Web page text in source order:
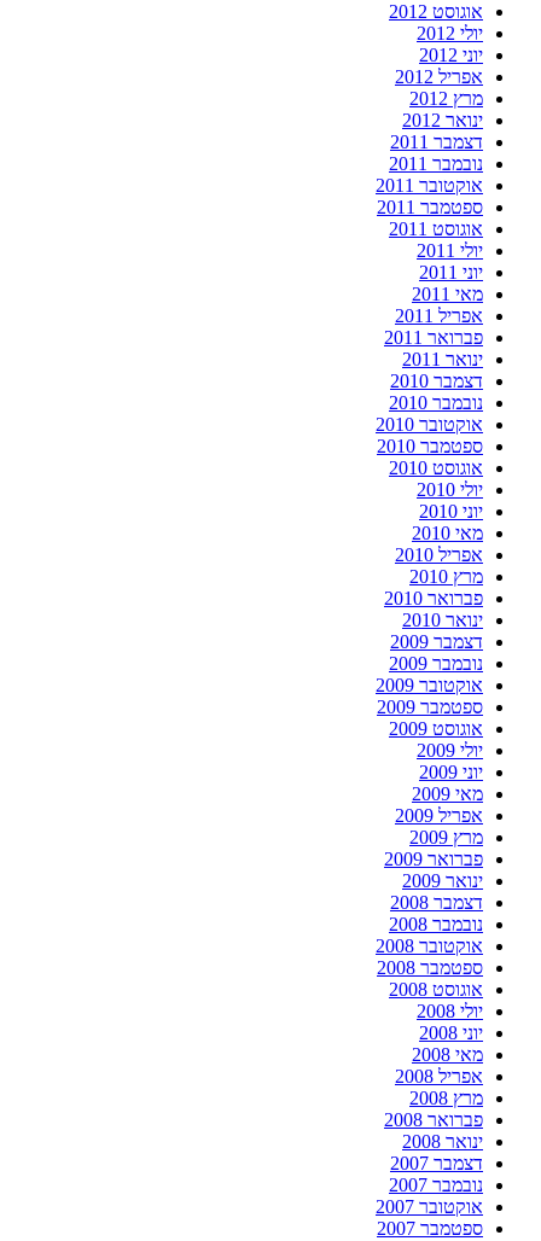
אוגוסט 2012
יולי 2012
יוני 2012
אפריל 2012
מרץ 2012
ינואר 2012
דצמבר 2011
נובמבר 2011
אוקטובר 2011
ספטמבר 2011
אוגוסט 2011
יולי 2011
יוני 2011
מאי 2011
אפריל 2011
פברואר 2011
ינואר 2011
דצמבר 2010
נובמבר 2010
אוקטובר 2010
ספטמבר 2010
אוגוסט 2010
יולי 2010
יוני 2010
מאי 2010
אפריל 2010
מרץ 2010
פברואר 2010
ינואר 2010
דצמבר 2009
נובמבר 2009
אוקטובר 2009
ספטמבר 2009
אוגוסט 2009
יולי 2009
יוני 2009
מאי 2009
אפריל 2009
מרץ 2009
פברואר 2009
ינואר 2009
דצמבר 2008
נובמבר 2008
אוקטובר 2008
ספטמבר 2008
אוגוסט 2008
יולי 2008
יוני 2008
מאי 2008
אפריל 2008
מרץ 2008
פברואר 2008
ינואר 2008
דצמבר 2007
נובמבר 2007
אוקטובר 2007
ספטמבר 2007